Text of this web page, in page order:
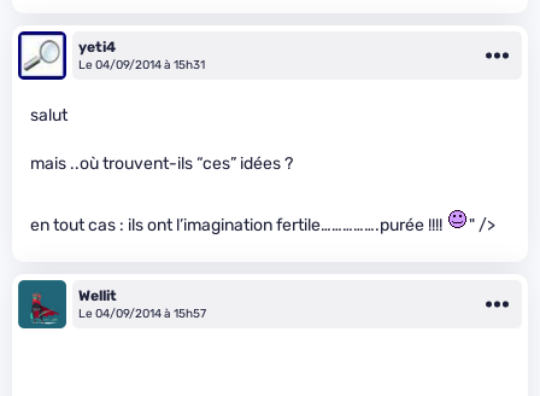
yeti4
Le 04/09/2014 à 15h31
salut
mais ..où trouvent-ils “ces” idées ?
en tout cas : ils ont l’imagination fertile…………….purée !!!! " />
Wellit
Le 04/09/2014 à 15h57